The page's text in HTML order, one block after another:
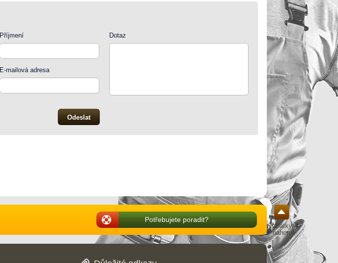
Příjmení
E-mailová adresa
Dotaz
Potřebujete poradit?
zpátky
nahoru